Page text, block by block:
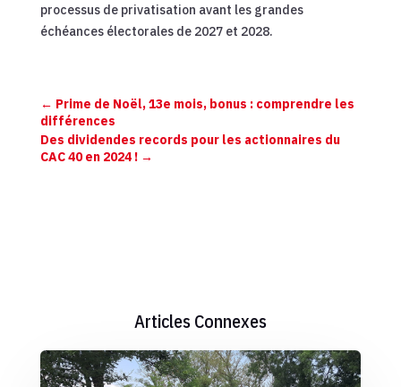
processus de privatisation avant les grandes
échéances électorales de 2027 et 2028.
← Prime de Noël, 13e mois, bonus : comprendre les
différences
Des dividendes records pour les actionnaires du
CAC 40 en 2024 !→
Articles Connexes